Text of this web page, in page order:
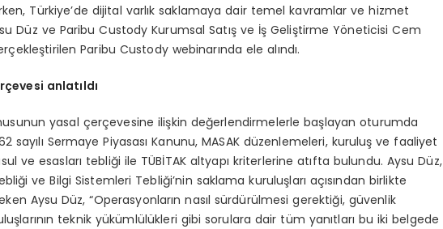
Türkiye’de dijital varlık saklamaya dair temel kavramlar ve hizmet
Düz ve Paribu Custody Kurumsal Satış ve İş Geliştirme Yöneticisi Cem
Paribu Custody webinarında ele alındı.
anlatıldı
yasal çerçevesine ilişkin değerlendirmelerle başlayan oturumda
sayılı Sermaye Piyasası Kanunu, MASAK düzenlemeleri, kuruluş ve faaliyet
ve esasları tebliği ile TÜBİTAK altyapı kriterlerine atıfta bulundu. Aysu Düz,
ve Bilgi Sistemleri Tebliği’nin saklama kuruluşları açısından birlikte
Aysu Düz, “Operasyonların nasıl sürdürülmesi gerektiği, güvenlik
teknik yükümlülükleri gibi sorulara dair tüm yanıtları bu iki belgede